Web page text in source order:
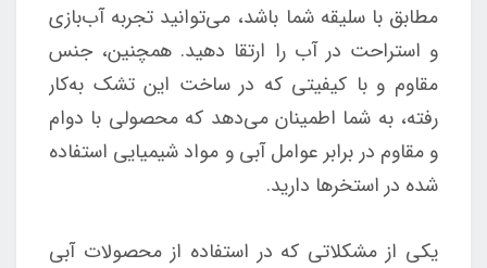
مطابق با سلیقه شما باشد، می‌توانید تجربه آب‌بازی‌
و استراحت در آب را ارتقا دهید. همچنین، جنس
مقاوم و با کیفیتی که در ساخت این تشک به‌کار
رفته، به شما اطمینان می‌دهد که محصولی با دوام
و مقاوم در برابر عوامل آبی و مواد شیمیایی استفاده
شده در استخرها دارید.
یکی از مشکلاتی که در استفاده از محصولات آبی